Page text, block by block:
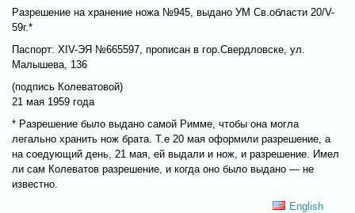
Разрешение на хранение ножа №945, выдано УМ Св.области 20/V-
59г.*
Паспорт: XIV-ЭЯ №665597, прописан в гор.Свердловске, ул.
Малышева, 136
(подпись Колеватовой)
21 мая 1959 года
* Разрешение было выдано самой Римме, чтобы она могла
легально хранить нож брата. Т.е 20 мая оформили разрешение, а
на соедующий день, 21 мая, ей выдали и нож, и разрешение. Имел
ли сам Колеватов разрешение, и когда оно было выдано — не
известно.
English